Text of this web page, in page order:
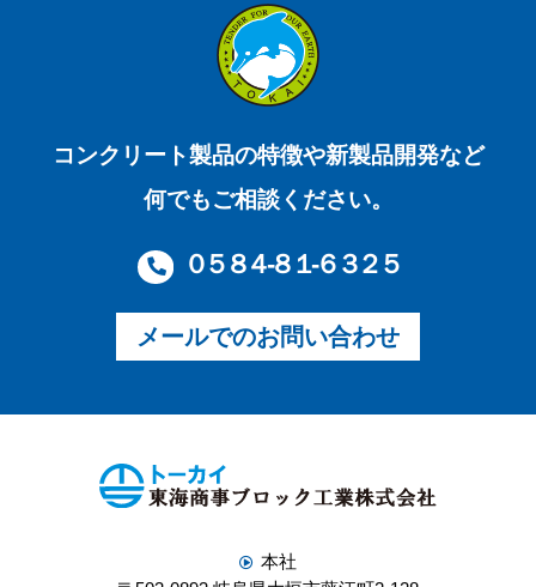
コンクリート製品の特徴や新製品開発など
何でもご相談ください。
０５８４-８１-６３２５
メールでのお問い合わせ
本社